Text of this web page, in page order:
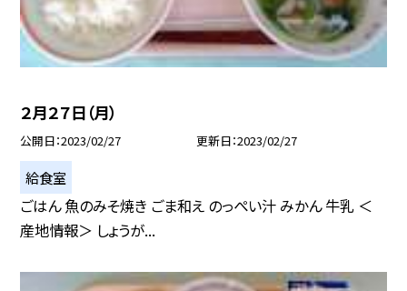
２月２７日（月）
公開日 2023/02/27 更新日 2023/02/27
給食室
ごはん 魚のみそ焼き ごま和え のっぺい汁 みかん 牛乳 ＜
産地情報＞ しょうが...